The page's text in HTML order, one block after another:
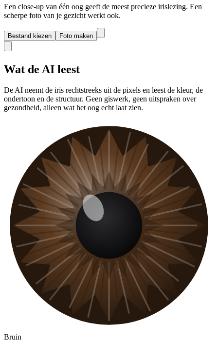
Een close-up van één oog geeft de meest precieze irislezing. Een
scherpe foto van je gezicht werkt ook.
Bestand kiezen Foto maken
Wat de AI leest
De AI neemt de iris rechtstreeks uit de pixels en leest de kleur, de
ondertoon en de structuur. Geen giswerk, geen uitspraken over
gezondheid, alleen wat het oog echt laat zien.
Bruin